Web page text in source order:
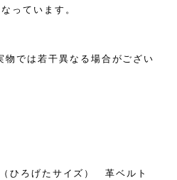
っています。
では若干異なる場合がござい
ひろげたサイズ） 革ベルト